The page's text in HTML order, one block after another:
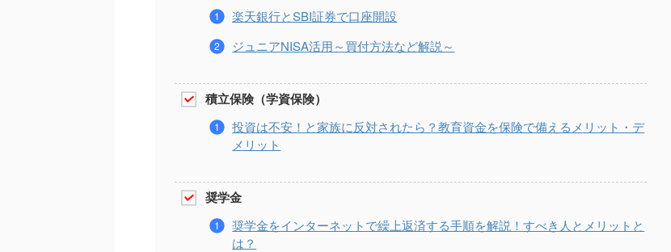
楽天銀行とSBI証券で口座開設
ジュニアNISA活用～買付方法など解説～
積立保険（学資保険）
投資は不安！と家族に反対されたら？教育資金を保険で備えるメリット・デ
メリット
奨学金
奨学金をインターネットで繰上返済する手順を解説！すべき人とメリットと
は？